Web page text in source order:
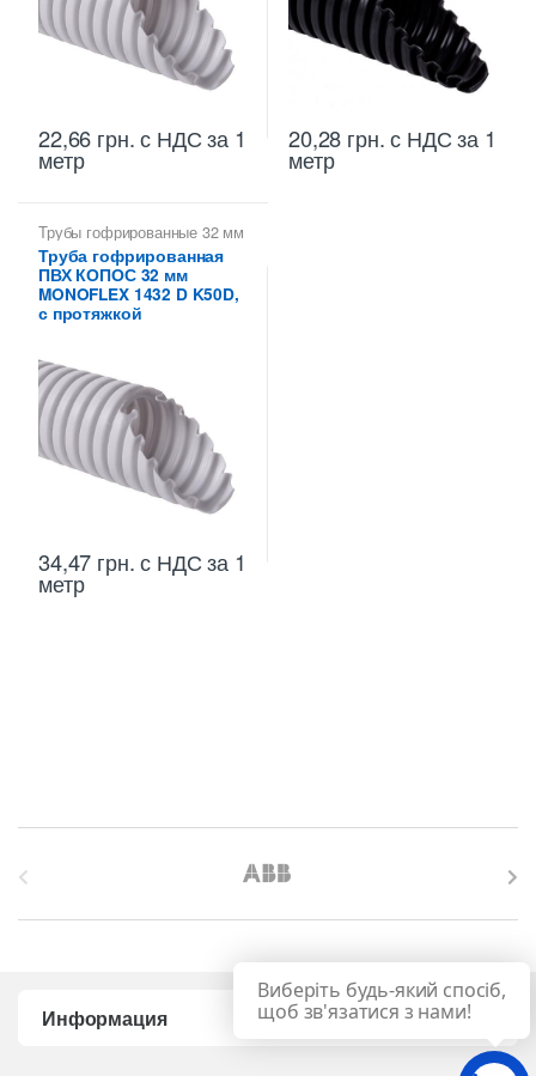
22,66 грн.с НДС за 1
метр
20,28 грн.с НДС за 1
метр
Трубы гофрированные 32 мм
Труба гофрированная
ПВХ КОПОС 32 мм
MONOFLEX 1432 D K50D,
с протяжкой
34,47 грн.с НДС за 1
метр
Информация
Виберіть будь-який спосіб,
щоб зв'язатися з нами!